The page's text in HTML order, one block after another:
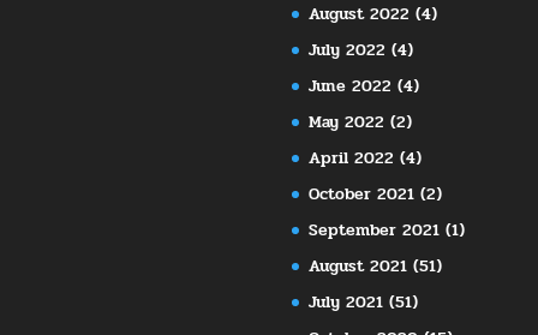
August 2022 (4)
July 2022 (4)
June 2022 (4)
May 2022 (2)
April 2022 (4)
October 2021 (2)
September 2021 (1)
August 2021 (51)
July 2021 (51)